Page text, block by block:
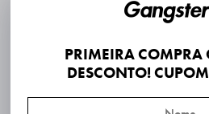
PRIMEIRA COMPRA
DESCONTO!